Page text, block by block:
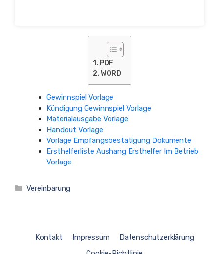
PDF
WORD
Gewinnspiel Vorlage
Kündigung Gewinnspiel Vorlage
Materialausgabe Vorlage
Handout Vorlage
Vorlage Empfangsbestätigung Dokumente
Ersthelferliste Aushang Ersthelfer Im Betrieb
Vorlage
Kategorien
Vereinbarung
Kontakt Impressum
Datenschutzerklärung